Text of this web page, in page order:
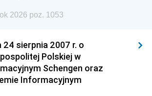
2026 poz. 1053
24 sierpnia 2007 r. o
Polskiej w
Schengen oraz
Informacyjnym